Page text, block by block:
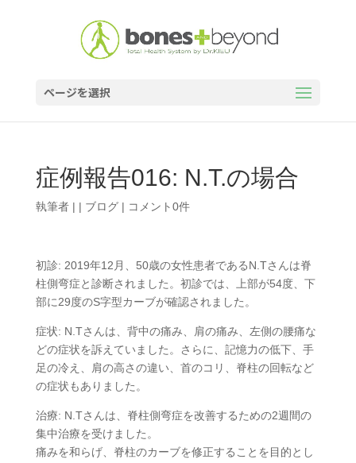
ページを選択
症例報告016: N.T.の場合
執筆者 | | ブログ| コメント0件
初診: 2019年12月、50歳の女性患者であるN.Tさんは脊
柱側弯症と診断されました。初診では、上部が54度、下
部に29度のS字型カーブが確認されました。
症状: N.Tさんは、背中の痛み、肩の痛み、左側の腰痛な
どの症状を訴えていました。さらに、記憶力の低下、手
足の冷え、肩の高さの違い、首のコリ、脊柱の回転など
の症状もありました。
治療: N.Tさんは、脊柱側弯症を改善するための2週間の
集中治療を受けました。
痛みを和らげ、脊柱のカーブを修正することを目的とし